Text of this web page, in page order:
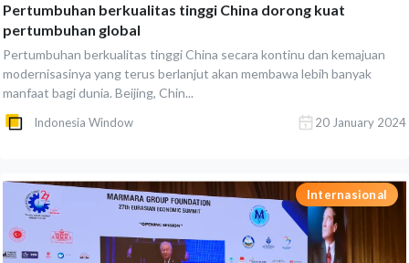
Pertumbuhan berkualitas tinggi China dorong kuat
pertumbuhan global
Pertumbuhan berkualitas tinggi China secara kontinu dan kemajuan
modernisasinya yang terus berlanjut akan membawa lebih banyak
manfaat bagi dunia. Beijing, Chin...
Indonesia Window 20 January 2024
Internasional